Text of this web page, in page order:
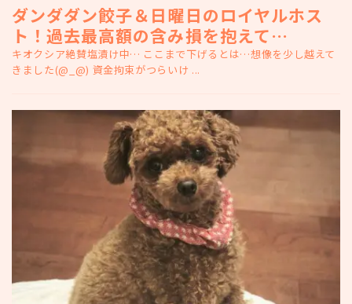
ダンダダン餃子＆日曜日のロイヤルホス
ト！過去最高額の含み損を抱えて…
キオクシア絶賛塩漬け中… ここまで下げるとは…想像を少し越えて
きました(@_@) 資金拘束がつらいけ ...